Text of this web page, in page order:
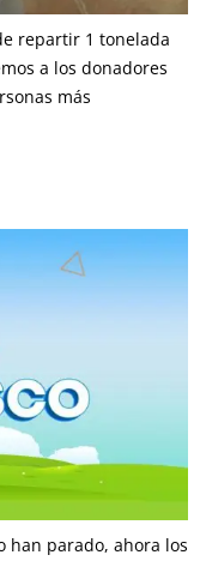
repartir 1 tonelada
a los donadores
más
han parado, ahora los